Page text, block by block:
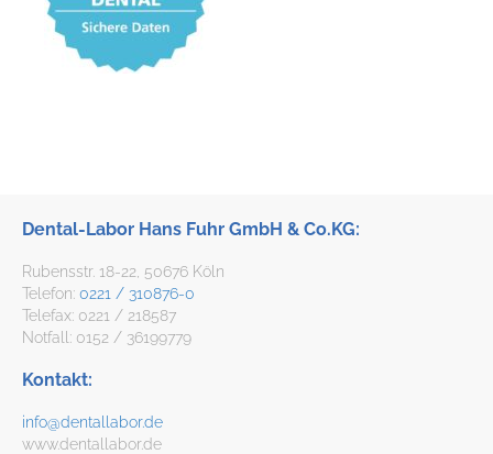
Dental-Labor Hans Fuhr GmbH & Co.KG:
Rubensstr. 18-22, 50676 Köln
Telefon: 0221 / 310876-0
Telefax: 0221 / 218587
Notfall: 0152 / 36199779
Kontakt:
info@dentallabor.de
www.dentallabor.de